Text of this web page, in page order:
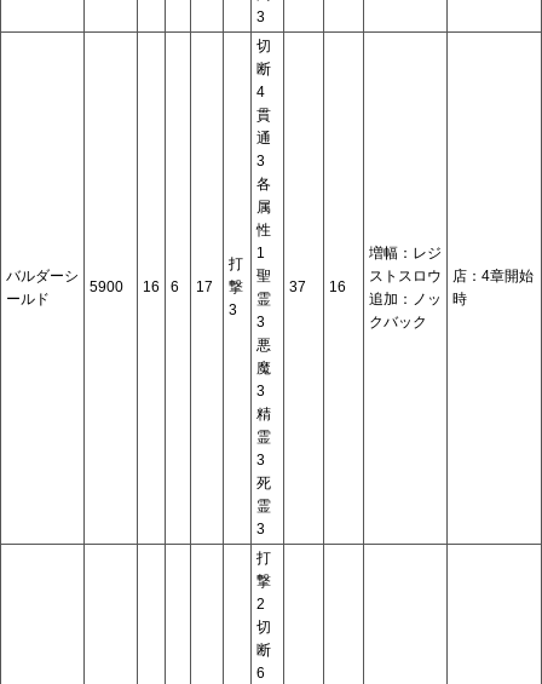
3
バルダーシ
ールド
5900 16 6 17
打
撃
3
切
断
4
貫
通
3
各
属
性
1
聖
霊
3
悪
魔
3
精
霊
3
死
霊
3
37 16
増幅：レジ
ストスロウ
追加：ノッ
クバック
店：4章開始
時
打
撃
2
切
断
6